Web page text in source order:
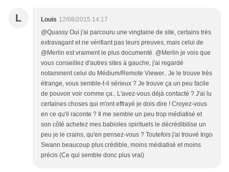
L Louis 12/08/2015 14:17
@Quassy Oui j'ai parcouru une vingtaine de site, certains très
extravagant et ne vérifiant pas leurs preuves, mais celui de
@Merlin est vraiment le plus documenté. @Merlin je vois que
vous conseillez d'autres sites à gauche, j'ai regardé
notamment celui du Médium/Remote Viewer.. Je le trouve très
étrange, vous semble-t-il sérieux ? Je trouve ça un peu facile
de pouvoir voir comme ça.. L'avez-vous déjà contacté ? J'ai lu
certaines choses qui m'ont effrayé je dois dire ! Croyez-vous
en ce qu'il raconte ? Il me semble un peu trop médiatisé et
son côté achetez mes babioles spirituels le décrédibilise un
peu je le crains, qu'en pensez-vous ? Toutefois j'ai trouvé Ingo
Swann beaucoup plus crédible, moins médiatisé et moins
précis (Ce qui semble donc plus vrai)